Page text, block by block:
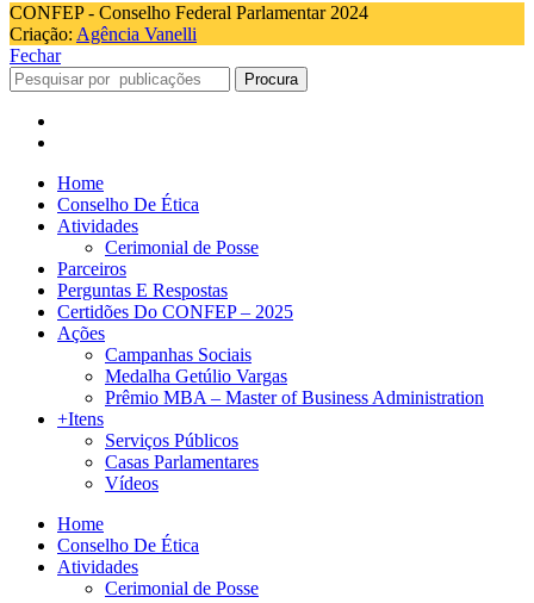
CONFEP - Conselho Federal Parlamentar 2024
Criação: Agência Vanelli
Fechar
Procura
Home
Conselho De Ética
Atividades
Cerimonial de Posse
Parceiros
Perguntas E Respostas
Certidões Do CONFEP – 2025
Ações
Campanhas Sociais
Medalha Getúlio Vargas
Prêmio MBA – Master of Business Administration
+Itens
Serviços Públicos
Casas Parlamentares
Vídeos
Home
Conselho De Ética
Atividades
Cerimonial de Posse